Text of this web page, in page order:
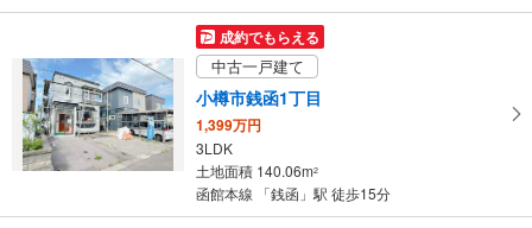
イ
ペ
ー
ジ
に
存
成約でもらえる
中古一戸建て
小樽市銭函1丁目
1,399万円
3LDK
土地面積 140.06m2
函館本線 「銭函」駅 徒歩15分